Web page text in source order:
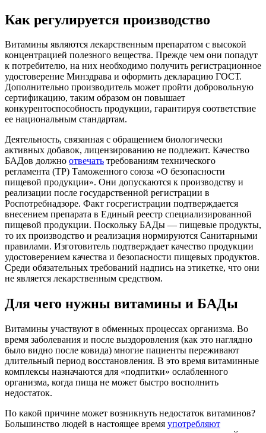
Как регулируется производство
Витамины являются лекарственным препаратом с высокой
концентрацией полезного вещества. Прежде чем они попадут
к потребителю, на них необходимо получить регистрационное
удостоверение Минздрава и оформить декларацию ГОСТ.
Дополнительно производитель может пройти добровольную
сертификацию, таким образом он повышает
конкурентоспособность продукции, гарантируя соответствие
ее национальным стандартам.
Деятельность, связанная с обращением биологически
активных добавок, лицензированию не подлежит. Качество
БАДов должно отвечать требованиям технического
регламента (ТР) Таможенного союза «О безопасности
пищевой продукции». Они допускаются к производству и
реализации после государственной регистрации в
Роспотребнадзоре. Факт госрегистрации подтверждается
внесением препарата в Единый реестр специализированной
пищевой продукции. Поскольку БАДы — пищевые продукты,
то их производство и реализация нормируются Санитарными
правилами. Изготовитель подтверждает качество продукции
удостоверением качества и безопасности пищевых продуктов.
Среди обязательных требований надпись на этикетке, что они
не является лекарственным средством.
Для чего нужны витамины и БАДы
Витамины участвуют в обменных процессах организма. Во
время заболевания и после выздоровления (как это наглядно
было видно после ковида) многие пациенты переживают
длительный период восстановления. В это время витаминные
комплексы назначаются для «подпитки» ослабленного
организма, когда пища не может быстро восполнить
недостаток.
По какой причине может возникнуть недостаток витаминов?
Большинство людей в настоящее время употребляют